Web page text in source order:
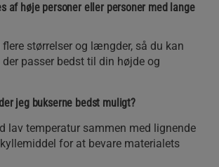
af høje personer eller personer med lange
størrelser og længder, så du kan
passer bedst til din højde og
jeg bukserne bedst muligt?
lav temperatur sammen med lignende
for at bevare materialets